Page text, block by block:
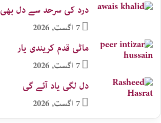
درد کی سرحد سے دل بھی
7 اگست, 2026
ماٹی قدم کریندی یار
7 اگست, 2026
دل لگی یاد آئے گی
7 اگست, 2026